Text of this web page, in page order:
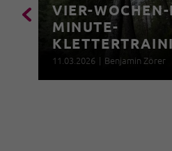
VIER-
MINUTE-
11.03.2026 | Benjamin Zörer